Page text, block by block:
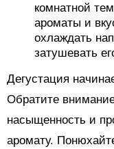
комнатной
ароматы и
охлаждать
затушевать
Дегустация
Обратите
насыщенность и
аромату.